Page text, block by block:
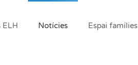
ELH Notícies Espai famílies